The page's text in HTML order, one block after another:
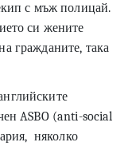
с мъж полицай.
си жените
гражданите, така
ASBO (anti-social
няколко